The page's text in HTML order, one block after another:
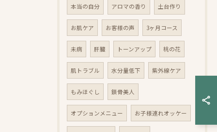
本当の自分 アロマの香り 土台作り
お肌ケア お客様の声 3ヶ月コース
未病 肝臓 トーンアップ 桃の花
肌トラブル 水分量低下 紫外線ケア
もみほぐし 鎖骨美人
オプションメニュー お子様連れオッケー